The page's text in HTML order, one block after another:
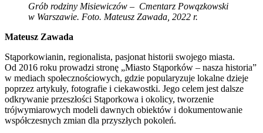
Grób rodziny Misiewiczów – Cmentarz Powązkowski
w Warszawie. Foto. Mateusz Zawada, 2022 r.
Mateusz Zawada
Stąporkowianin, regionalista, pasjonat historii swojego miasta.
Od 2016 roku prowadzi stronę „Miasto Stąporków – nasza historia”
w mediach społecznościowych, gdzie popularyzuje lokalne dzieje
poprzez artykuły, fotografie i ciekawostki. Jego celem jest dalsze
odkrywanie przeszłości Stąporkowa i okolicy, tworzenie
trójwymiarowych modeli dawnych obiektów i dokumentowanie
współczesnych zmian dla przyszłych pokoleń.